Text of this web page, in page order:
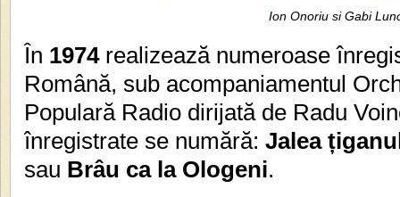
Ion Onoriu si Gabi
În 1974realizează numeroase
Română, sub acompaniamentul
Populară Radio dirijată de Radu
înregistrate se numără: Jalea
sau Brâu ca la Ologeni.